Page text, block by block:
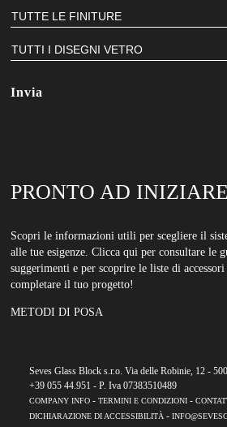
PRONTO AD
Scopri le informazioni utili per scegliere il
alle tue esigenze. Clicca qui per consultare le
suggerimenti e per scoprire le liste di accessori
completare il tuo progetto!
METODI DI POSA
Seves Glass Block s.r.o. Via delle Robinie, 12 -
+39 055 44.951 - P. Iva 07383510489
COMPANY INFO- TERMINI E CONDIZIONI-
DICHIARAZIONE DI ACCESSIBILITÀ -